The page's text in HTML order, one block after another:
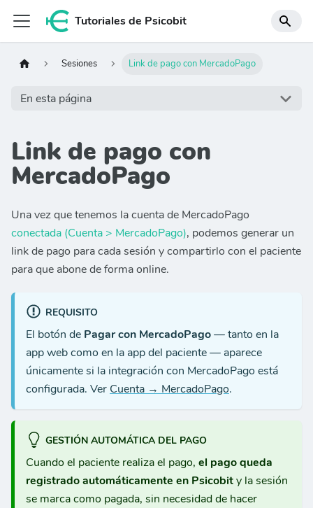
Tutoriales de Psicobit
Sesiones Link de pago con MercadoPago
En esta página
Link de pago con
MercadoPago
Una vez que tenemos la cuenta de MercadoPago
conectada (Cuenta > MercadoPago), podemos generar un
link de pago para cada sesión y compartirlo con el paciente
para que abone de forma online.
REQUISITO
El botón de Pagar con MercadoPago— tanto en la
app web como en la app del paciente — aparece
únicamente si la integración con MercadoPago está
configurada. Ver Cuenta → MercadoPago.
GESTIÓN AUTOMÁTICA DEL PAGO
Cuando el paciente realiza el pago, el pago queda
registrado automáticamente en Psicobity la sesión
se marca como pagada, sin necesidad de hacer